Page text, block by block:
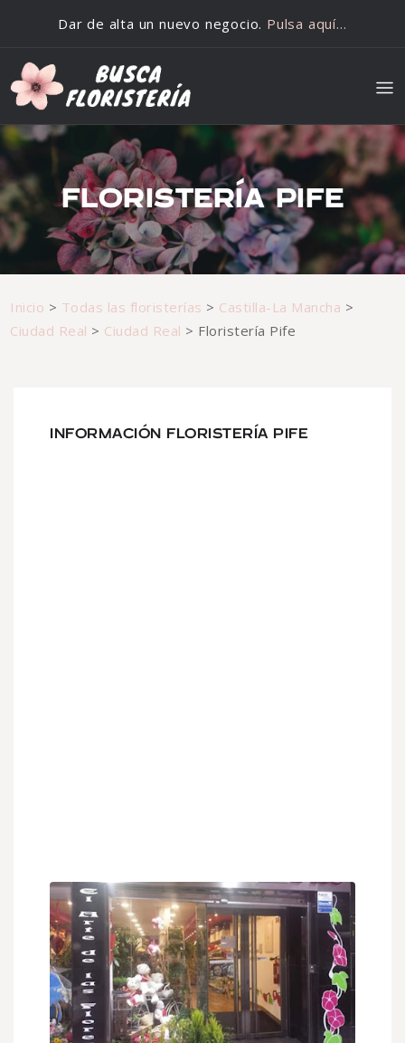
Dar de alta un nuevo negocio. Pulsa aquí…
FLORISTERÍA PIFE
Inicio > Todas las floristerías > Castilla-La Mancha >
Ciudad Real > Ciudad Real > Floristería Pife
INFORMACIÓN FLORISTERÍA PIFE